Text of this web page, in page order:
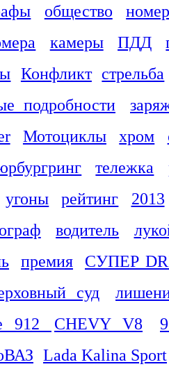
общество
камеры ПДД
Конфликт стрельба
подробности
Мотоциклы хром
тележка
угоны рейтинг
2013
водитель
премия
СУПЕР
суд
912 CHEVY V8
Lada Kalina Sport